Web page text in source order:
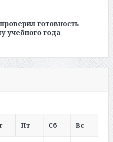
готовность
учебного года
Пт Сб Вс